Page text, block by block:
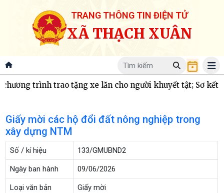
TRANG THÔNG TIN ĐIỆN TỬ
XÃ THẠCH XUÂN
trình trao tặng xe lăn cho người khuyết tật; Sơ kết
Giấy mời các hộ đổi đất nông nghiệp trong
xây dựng NTM
Số / kí hiệu 133/GMUBND2
Ngày ban hành 09/06/2026
Loại văn bản Giấy mời